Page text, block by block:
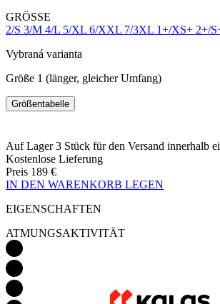
Größe 1 (länger, gleicher Umfang)
Auf Lager 3 Stückfür den Versand innerhalb
Kostenlose Lieferung
Preis189 €
EIGENSCHAFTEN
ATMUNGSAKTIVITÄT
GEWICHT